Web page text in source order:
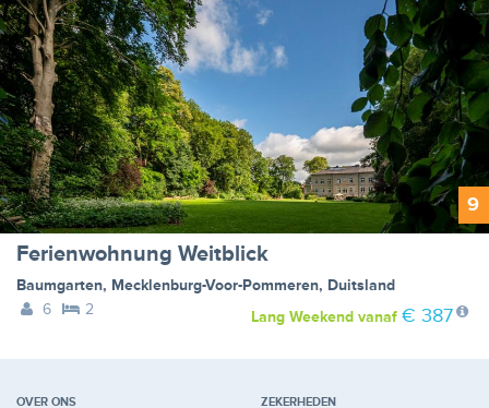
9
Ferienwohnung Weitblick
Baumgarten, Mecklenburg-Voor-Pommeren, Duitsland
6
2 Lang Weekendvanaf € 387
OVER ONS ZEKERHEDEN